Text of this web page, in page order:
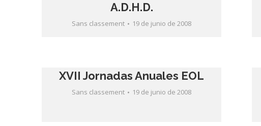
A.D.H.D.
Sans classement 19 de junio de 2008
XVII Jornadas Anuales EOL
Sans classement 19 de junio de 2008